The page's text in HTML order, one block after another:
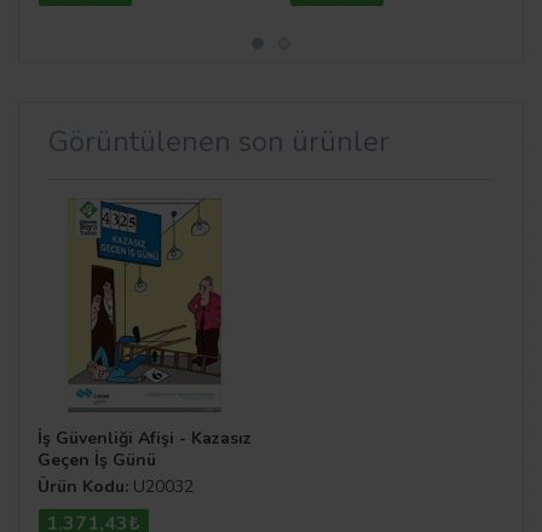
Görüntülenen son ürünler
İş Güvenliği Afişi - Kazasız
Geçen İş Günü
Ürün Kodu: U20032
1.371,43₺